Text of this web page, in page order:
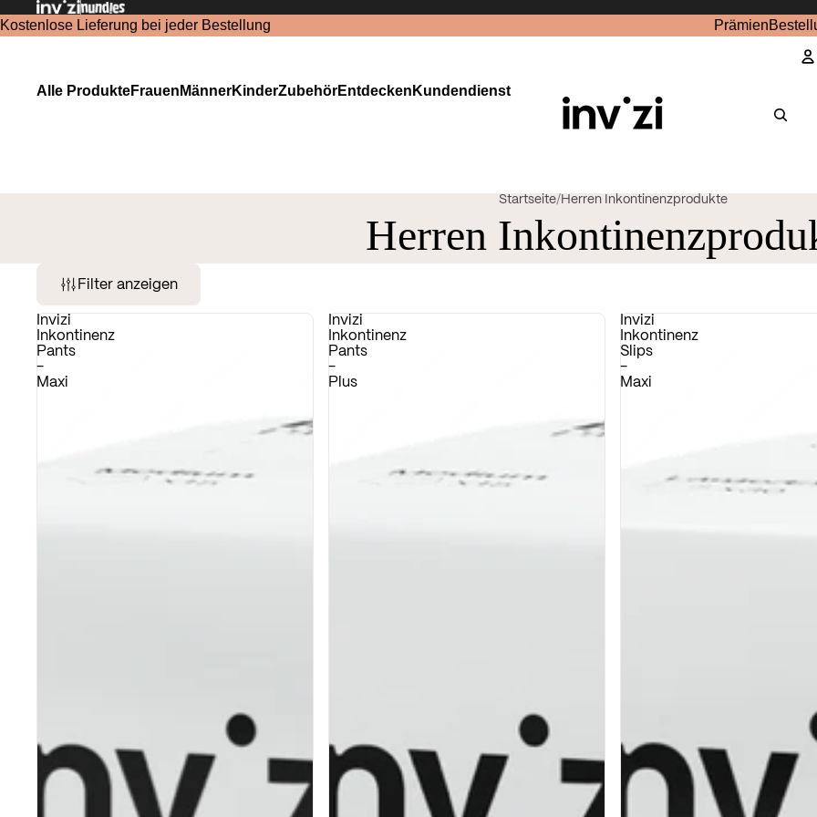
Kostenlose Lieferung bei jeder Bestellung Prämien
Alle ProdukteFrauen MännerKinderZubehörEntdecken Kundendienst
Startseite/Herren Inkontinenzprodukte
Herren
Filter anzeigen
Invizi
Inkontinenz
Pants
-
Maxi
Invizi
Inkontinenz
Pants
-
Plus
Invizi
Inkontinenz
Slips
-
Maxi